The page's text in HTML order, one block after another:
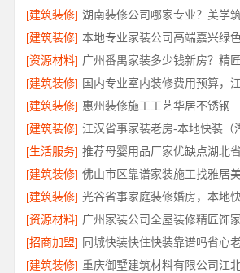
[建筑装修] 湖南装修公司哪家专业？美学
[建筑装修]
[资源材料]
[建筑装修]
[建筑装修] 惠州装修施工工艺华居不锈钢
[建筑装修] 江汉省事家装老房-本地快装（
[生活服务]
[建筑装修] 佛山市区靠谱家装施工找雅居
[建筑装修] 光谷省事家庭装修婚房，本地
[资源材料] 广州家装公司全屋装修精匠饰家
[招商加盟] 同城快装快住快装靠谱吗省心
[建筑装修]